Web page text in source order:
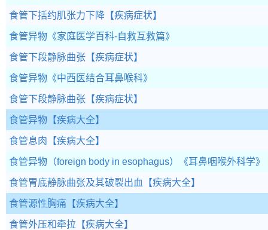
食管下括约肌张力下降 【疾病症状】
食管异物 《家庭医学百科-自救互救篇》
食管下段静脉曲张 【疾病症状】
食管异物 《中西医结合耳鼻喉科》
食管下段静脉曲张 【疾病症状】
食管异物 【疾病大全】
食管息肉 【疾病大全】
食管异物（foreign body in esophagus） 《耳鼻咽喉外科学》
食管胃底静脉曲张及其破裂出血 【疾病大全】
食管源性胸痛 【疾病大全】
食管外压和牵拉 【疾病大全】